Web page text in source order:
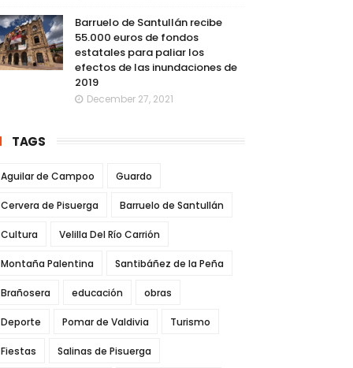
Barruelo de Santullán recibe
55.000 euros de fondos
estatales para paliar los
efectos de las inundaciones de
2019
December 27, 2021
TAGS
Aguilar de Campoo Guardo
Cervera de Pisuerga Barruelo de Santullán
Cultura Velilla Del Río Carrión
Montaña Palentina Santibáñez de la Peña
Brañosera educación obras
Deporte Pomar de Valdivia Turismo
Fiestas Salinas de Pisuerga